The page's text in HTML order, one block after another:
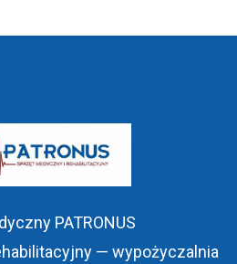
PATRONUS
— wypożyczalnia